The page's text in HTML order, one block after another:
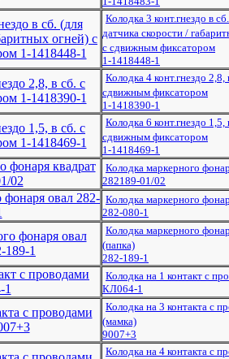
Колодка 3 конт.гнездо в
датчика скорости /
с сдвижным фиксатором
1-1418448-1
Колодка 4 конт.гнездо 2,8,
сдвижным фиксатором
1-1418390-1
Колодка 6 конт.гнездо 1,5,
сдвижным фиксатором
1-1418469-1
Колодка маркерного
282189-01/02
Колодка маркерного
282-080-1
Колодка маркерного
(папка)
282-189-1
Колодка на 1 контакт с
КЛ064-1
Колодка на 3 контакта с
(мамка)
9007+3
Колодка на 4 контакта с